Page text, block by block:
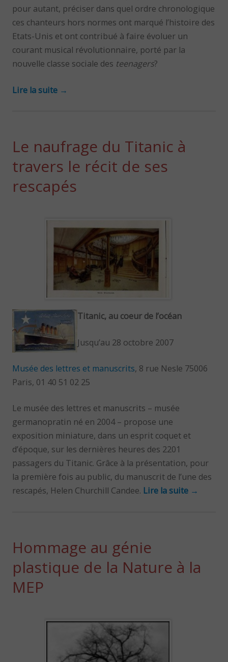
pour autant, préciser dans quel ordre chronologique
ces chanteurs hors normes ont marqué l’histoire des
Etats-Unis et ont contribué à faire évoluer un
courant musical révolutionnaire, porté par la
nouvelle classe sociale des teenagers?
Lire la suite →
Le naufrage du Titanic à
travers le récit de ses
rescapés
Titanic, au coeur de l’océan
Jusqu’au 28 octobre 2007
Musée des lettres et manuscrits, 8 rue Nesle 75006
Paris, 01 40 51 02 25
Le musée des lettres et manuscrits – musée
germanopratin né en 2004 – propose une
exposition miniature, dans un esprit coquet et
d’époque, sur les dernières heures des 2201
passagers du Titanic. Grâce à la présentation, pour
la première fois au public, du manuscrit de l’une des
rescapés, Helen Churchill Candee. Lire la suite →
Hommage au génie
plastique de la Nature à la
MEP